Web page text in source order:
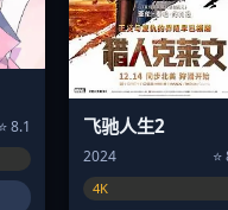
⭐ 8.1 飞驰人生2
2024
4K